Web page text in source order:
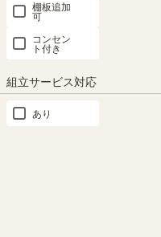
棚板追加
可
コンセン
ト付き
組立サービス対応
あり
「ジャパンディ」スタイル
日本の伝統的な「和の要素」と
「北欧の居心地の良さ」を組
合わせたインテリアスタイル。
和の印象を感じる家具を洋の空